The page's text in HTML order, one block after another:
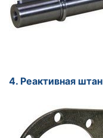
4. Реактивная